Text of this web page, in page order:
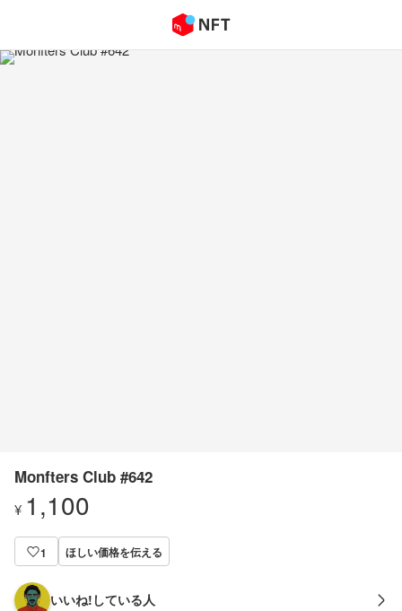
Monfters Club #642
¥ 1,100
1 ほしい価格を伝える
いいね!している人